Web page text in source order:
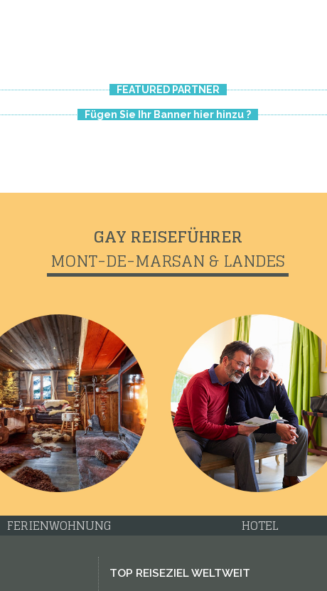
FEATURED PARTNER
Fügen Sie Ihr Banner hier hinzu ?
GAY REISEFÜHRER
MONT-DE-MARSAN & LANDES
FERIENWOHNUNG HOTEL
TOP REISEZIEL WELTWEIT